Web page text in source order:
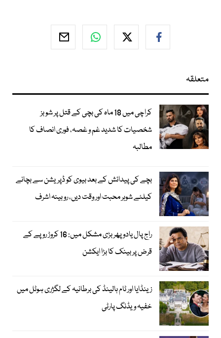
متعلقہ
کراچی میں 18 ماہ کی بچی کے قتل پر شوبز
شخصیات کا شدید غم و غصہ، فوری انصاف کا
مطالبہ
بچے کی پیدائش کے بعد بیوی کو ڈپریشن سے بچانے
کیلئے شوہر محبت اور وقت دیں، روبینہ اشرف
راج پال یادو پھر بڑی مشکل میں: 16 کروڑ روپے کے
قرض پر بینک کا بڑا ایکشن
زینڈایا اور ٹام ہالینڈ کی برطانیہ کے لگژری ہوٹل میں
خفیہ ویڈنگ پارٹی